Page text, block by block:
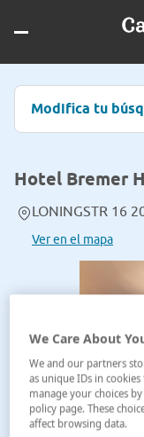
Modifica tu
Hotel Bremer
LONINGSTR 16
Ver en el mapa
We Care About
We and our partners
as unique IDs in
manage your choices
policy page. These
affect browsing data.